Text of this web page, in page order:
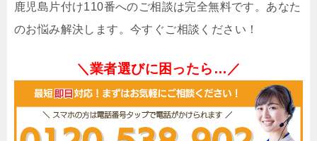
鹿児島片付け110番へのご相談は完全無料です。あなた
のお悩み解決します。今すぐご相談ください！
＼業者選びに困ったら…／